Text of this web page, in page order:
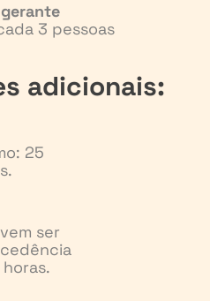
3 pessoas
adicionais:
25
ser